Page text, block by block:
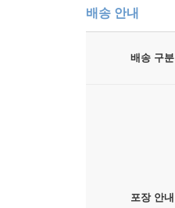
배송 안내
배송 구분
포장 안내